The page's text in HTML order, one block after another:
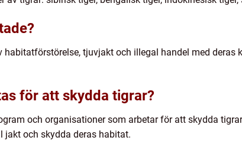
habitatförstörelse, tjuvjakt och illegal handel med deras
för att skydda tigrar?
och organisationer som arbetar för att skydda
jakt och skydda deras habitat.